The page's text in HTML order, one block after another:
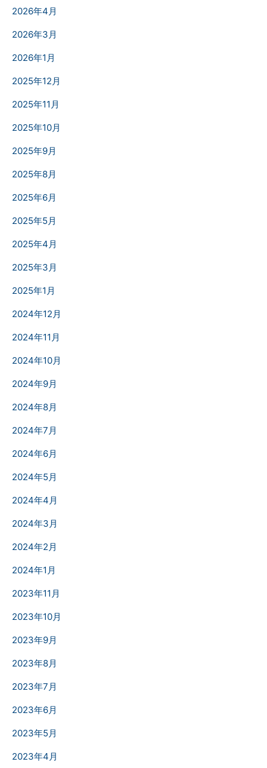
2026年4月
2026年3月
2026年1月
2025年12月
2025年11月
2025年10月
2025年9月
2025年8月
2025年6月
2025年5月
2025年4月
2025年3月
2025年1月
2024年12月
2024年11月
2024年10月
2024年9月
2024年8月
2024年7月
2024年6月
2024年5月
2024年4月
2024年3月
2024年2月
2024年1月
2023年11月
2023年10月
2023年9月
2023年8月
2023年7月
2023年6月
2023年5月
2023年4月